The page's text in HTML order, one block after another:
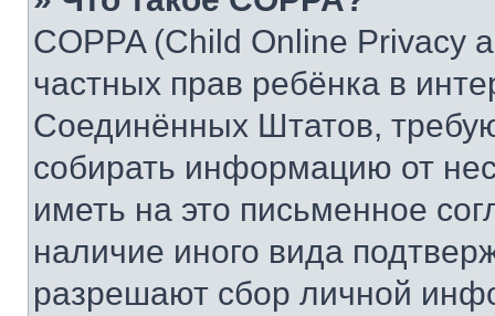
COPPA (Child Online Privacy
частных прав ребёнка в
Соединённых Штатов,
собирать информацию от
иметь на это письменное
наличие иного вида
разрешают сбор личной